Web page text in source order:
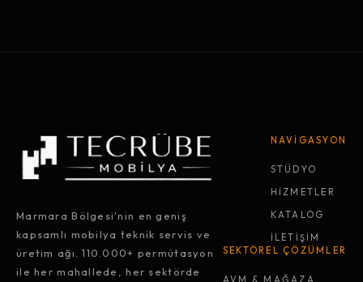
Marmara Bölgesi'nin en geniş
kapsamlı mobilya teknik servis ve
üretim ağı. 110.000+ permütasyon
ile her mahallede, her sektörde
NAVİGASYON
STÜDYO
HİZMETLER
KATALOG
İLETİŞİM
SEKTÖREL ÇÖZÜMLER